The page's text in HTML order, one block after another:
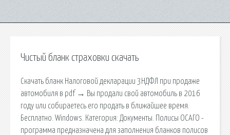
Чистый бланк страховки скачать
Скачать бланк Налоговой декларации 3НДФЛ при продаже
автомобиля в pdf → Вы продали свой автомобиль в 2016
году или собираетесь его продать в ближайшее время.
Бесплатно. Windows. Категория: Документы. Полисы ОСАГО -
программа предназначена для заполнения бланков полисов